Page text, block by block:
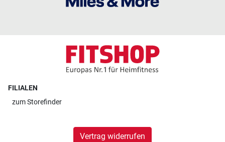
FILIALEN
zumStorefinder
Vertrag widerrufen